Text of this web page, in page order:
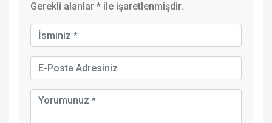
Gerekli alanlar * ile işaretlenmişdir.